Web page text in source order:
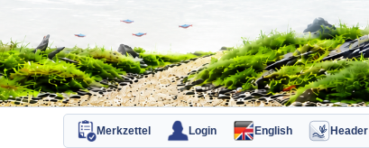
Merkzettel Login English Header